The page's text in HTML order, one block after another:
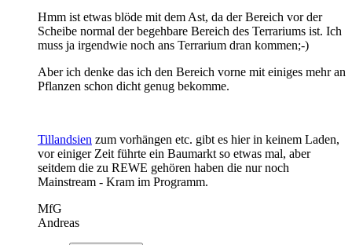
Hmm ist etwas blöde mit dem Ast, da der Bereich vor der
Scheibe normal der begehbare Bereich des Terrariums ist. Ich
muss ja irgendwie noch ans Terrarium dran kommen;-)
Aber ich denke das ich den Bereich vorne mit einiges mehr an
Pflanzen schon dicht genug bekomme.
Tillandsien zum vorhängen etc. gibt es hier in keinem Laden,
vor einiger Zeit führte ein Baumarkt so etwas mal, aber
seitdem die zu REWE gehören haben die nur noch
Mainstream - Kram im Programm.
MfG
Andreas